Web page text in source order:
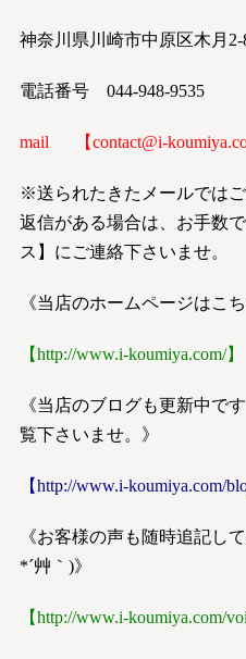
神奈川県川崎市中原区木月
電話番号 044-948-9535
mail 【contact@i-
※送られたきたメールでは
返信がある場合は、お手数
ス】にご連絡下さいませ。
《当店のホームページはこ
【http://www.i-koumiya.com/】
《当店のブログも更新中で
覧下さいませ。》
【http://www.i-koumiya.com/
《お客様の声も随時追記し
*´艸｀)》
【http://www.i-koumiya.com/